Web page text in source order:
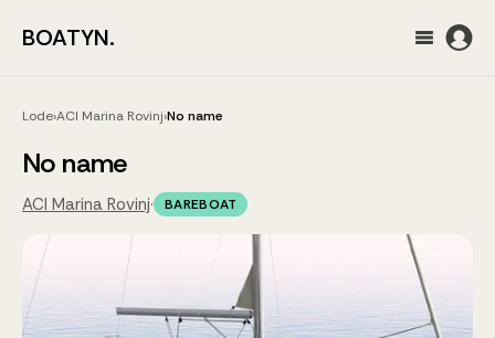
BOATYN.
Lode›ACI Marina Rovinj›No name
No name
ACI Marina Rovinj· BAREBOAT